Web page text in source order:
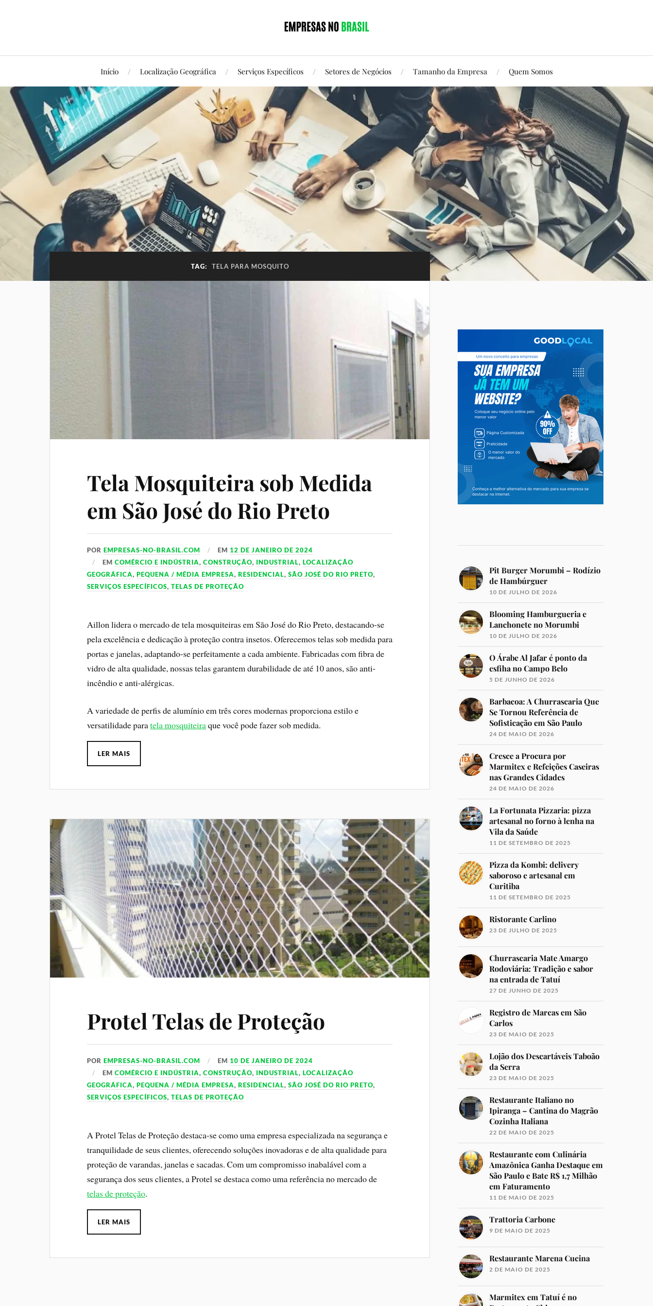
Início Localização Geográfica Serviços Específicos Setores de Negócios Tamanho da Empresa Quem Somos
TAG: TELA PARA MOSQUITO
Tela Mosquiteira sob Medida
em São José do Rio Preto
POREMPRESAS-NO-BRASIL.COM EM 12 DE JANEIRO DE 2024
EMCOMÉRCIO E INDÚSTRIA,CONSTRUÇÃO, INDUSTRIAL,LOCALIZAÇÃO
GEOGRÁFICA,PEQUENA / MÉDIA EMPRESA,RESIDENCIAL,SÃO JOSÉ DO RIO PRETO,
SERVIÇOS ESPECÍFICOS,TELAS DE PROTEÇÃO
Aillon lidera o mercado de tela mosquiteiras em São José do Rio Preto, destacando-se
pela excelência e dedicação à proteção contra insetos. Oferecemos telas sob medida para
portas e janelas, adaptando-se perfeitamente a cada ambiente. Fabricadas com fibra de
vidro de alta qualidade, nossas telas garantem durabilidade de até 10 anos, são anti-
incêndio e anti-alérgicas.
A variedade de perfis de alumínio em três cores modernas proporciona estilo e
versatilidade paratela mosquiteiraque você pode fazer sob medida.
LER MAIS
Protel Telas de Proteção
POREMPRESAS-NO-BRASIL.COM EM 10 DE JANEIRO DE 2024
EMCOMÉRCIO E INDÚSTRIA,CONSTRUÇÃO, INDUSTRIAL,LOCALIZAÇÃO
GEOGRÁFICA,PEQUENA / MÉDIA EMPRESA,RESIDENCIAL,SÃO JOSÉ DO RIO PRETO,
SERVIÇOS ESPECÍFICOS,TELAS DE PROTEÇÃO
A Protel Telas de Proteção destaca-se como uma empresa especializada na segurança e
tranquilidade de seus clientes, oferecendo soluções inovadoras e de alta qualidade para
proteção de varandas, janelas e sacadas. Com um compromisso inabalável com a
segurança dos seus clientes, a Protel se destaca como uma referência no mercado de
telas de proteção.
LER MAIS
Pit Burger Morumbi – Rodízio
de Hambúrguer
10 DE JULHO DE 2026
Blooming Hamburgueria e
Lanchonete no Morumbi
10 DE JULHO DE 2026
O Árabe Al Jafar é ponto da
esfiha no Campo Belo
5 DE JUNHO DE 2026
Barbacoa: A Churrascaria Que
Se Tornou Referência de
Sofisticação em São Paulo
24 DE MAIO DE 2026
Cresce a Procura por
Marmitex e Refeições Caseiras
nas Grandes Cidades
24 DE MAIO DE 2026
La Fortunata Pizzaria: pizza
artesanal no forno à lenha na
Vila da Saúde
11 DE SETEMBRO DE 2025
Pizza da Kombi: delivery
saboroso e artesanal em
Curitiba
11 DE SETEMBRO DE 2025
Ristorante Carlino
23 DE JULHO DE 2025
Churrascaria Mate Amargo
Rodoviária: Tradição e sabor
na entrada de Tatuí
27 DE JUNHO DE 2025
Registro de Marcas em São
Carlos
23 DE MAIO DE 2025
Lojão dos Descartáveis Taboão
da Serra
23 DE MAIO DE 2025
Restaurante Italiano no
Ipiranga – Cantina do Magrão
Cozinha Italiana
22 DE MAIO DE 2025
Restaurante com Culinária
Amazônica Ganha Destaque em
São Paulo e Bate R$ 1,7 Milhão
em Faturamento
11 DE MAIO DE 2025
Trattoria Carbone
9 DE MAIO DE 2025
Restaurante Marena Cucina
2 DE MAIO DE 2025
Marmitex em Tatuí é no